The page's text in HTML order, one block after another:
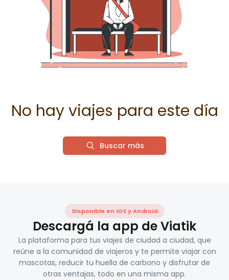
No hay viajes para este día
Buscar más
Disponible en iOS y Android
Descargá la app de Viatik
La plataforma para tus viajes de ciudad a ciudad, que
reúne a la comunidad de viajeros y te permite viajar con
mascotas, reducir tu huella de carbono y disfrutar de
otras ventajas, todo en una misma app.